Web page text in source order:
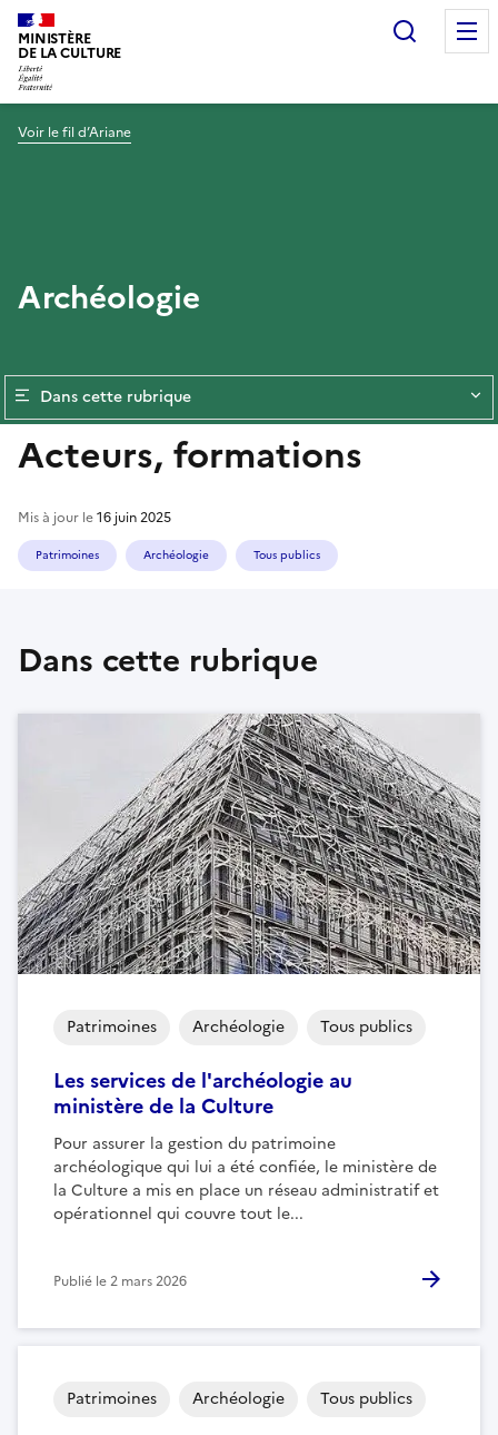
MINISTÈRE
DE LA CULTURE
Voir le fil d’Ariane
Archéologie
Dans cette rubrique
Acteurs, formations
Mis à jour le16 juin 2025
Patrimoines Archéologie Tous publics
Dans cette rubrique
Les services de l'archéologie au
ministère de la Culture
Pour assurer la gestion du patrimoine
archéologique qui lui a été confiée, le ministère de
la Culture a mis en place un réseau administratif et
opérationnel qui couvre tout le...
Patrimoines Archéologie Tous publics
Publié le2 mars 2026
Patrimoines Archéologie Tous publics